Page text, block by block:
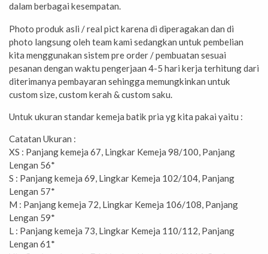
dalam berbagai kesempatan.
Photo produk asli / real pict karena di diperagakan dan di
photo langsung oleh team kami sedangkan untuk pembelian
kita menggunakan sistem pre order / pembuatan sesuai
pesanan dengan waktu pengerjaan 4-5 hari kerja terhitung dari
diterimanya pembayaran sehingga memungkinkan untuk
custom size, custom kerah & custom saku.
Untuk ukuran standar kemeja batik pria yg kita pakai yaitu :
Catatan Ukuran :
XS : Panjang kemeja 67, Lingkar Kemeja 98/100, Panjang
Lengan 56*
S : Panjang kemeja 69, Lingkar Kemeja 102/104, Panjang
Lengan 57*
M : Panjang kemeja 72, Lingkar Kemeja 106/108, Panjang
Lengan 59*
L : Panjang kemeja 73, Lingkar Kemeja 110/112, Panjang
Lengan 61*